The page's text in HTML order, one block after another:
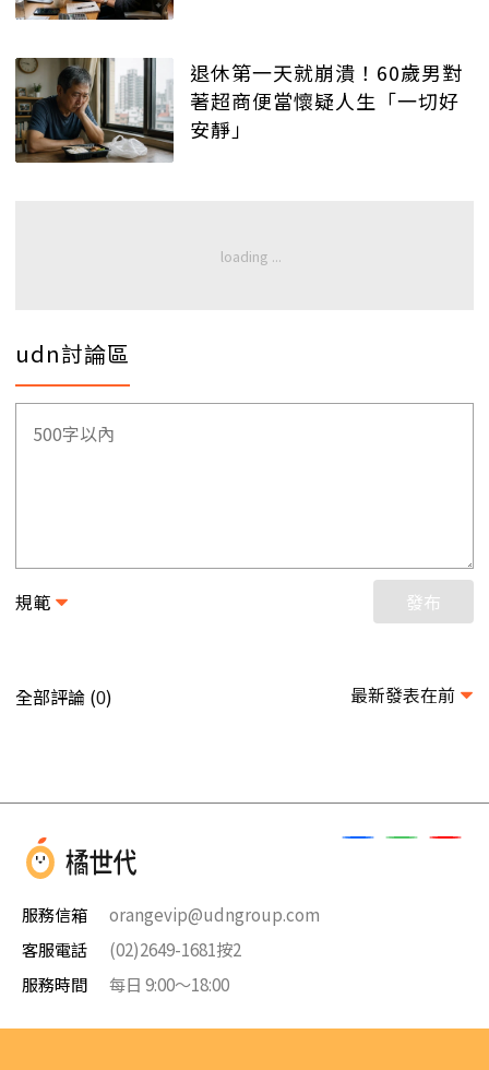
退休第一天就崩潰！60歲男對
著超商便當懷疑人生「一切好
安靜」
udn討論區
規範 發布
全部評論 (0) 最新發表在前
服務信箱
orangevip@udngroup.com
客服電話
(02)2649-1681按2
服務時間
每日 9:00～18:00